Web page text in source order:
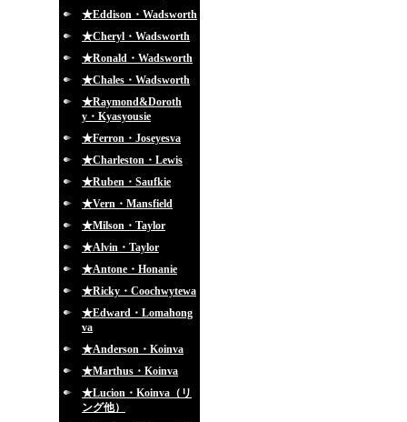
★Eddison・Wadsworth
★Cheryl・Wadsworth
★Ronald・Wadsworth
★Chales・Wadsworth
★Raymond&Doroth
y・Kyasyousie
★Ferron・Joseyesva
★Charleston・Lewis
★Ruben・Saufkie
★Vern・Mansfield
★Milson・Taylor
★Alvin・Taylor
★Antone・Honanie
★Ricky・Coochwytewa
★Edward・Lomahong
va
★Anderson・Koinva
★Marthus・Koinva
★Lucion・Koinva（リ
ング他）